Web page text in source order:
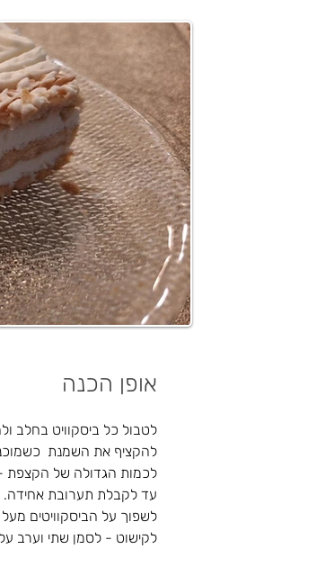
אופן הכנה
לטבול כל ביסקוויט בחלב
להקציף את השמנת
לכמות הגדולה של הקצפת -
עד לקבלת תערובת אחידה.
לשפוך על הביסקוויטים
לקישוט - לסמן שתי וערב